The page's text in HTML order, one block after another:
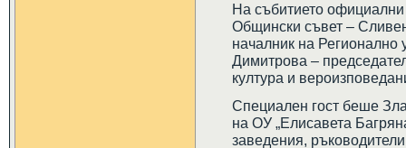
На събитието
Общински съвет –
началник на Регионално
Димитрова –
култура и
Специален гост беше
на ОУ „Елисавета
заведения,